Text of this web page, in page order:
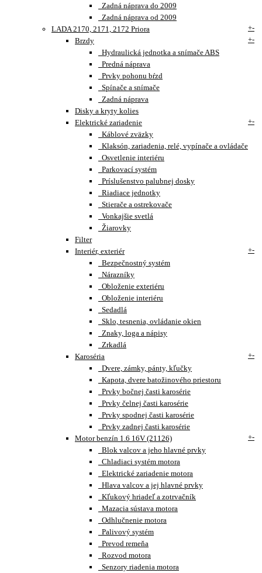
Zadná náprava do 2009
Zadná náprava od 2009
LADA 2170, 2171, 2172 Priora
+-
Brzdy
+-
Hydraulická jednotka a snímače ABS
Predná náprava
Prvky pohonu bŕzd
Spínače a snímače
Zadná náprava
Disky a kryty kolies
Elektrické zariadenie
+-
Káblové zväzky
Klaksón, zariadenia, relé, vypínače a ovládače
Osvetlenie interiéru
Parkovací systém
Príslušenstvo palubnej dosky
Riadiace jednotky
Stierače a ostrekovače
Vonkajšie svetlá
Žiarovky
Filter
Interiér, exteriér
+-
Bezpečnostný systém
Nárazníky
Obloženie exteriéru
Obloženie interiéru
Sedadlá
Sklo, tesnenia, ovládanie okien
Znaky, loga a nápisy
Zrkadlá
Karoséria
+-
Dvere, zámky, pánty, kľučky
Kapota, dvere batožinového priestoru
Prvky bočnej časti karosérie
Prvky čelnej časti karosérie
Prvky spodnej časti karosérie
Prvky zadnej časti karosérie
Motor benzín 1.6 16V (21126)
+-
Blok valcov a jeho hlavné prvky
Chladiaci systém motora
Elektrické zariadenie motora
Hlava valcov a jej hlavné prvky
Kľukový hriadeľ a zotrvačník
Mazacia sústava motora
Odhlučnenie motora
Palivový systém
Prevod remeňa
Rozvod motora
Senzory riadenia motora